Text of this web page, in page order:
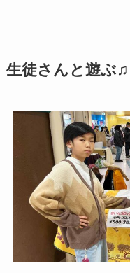
生徒さんと遊ぶ♫